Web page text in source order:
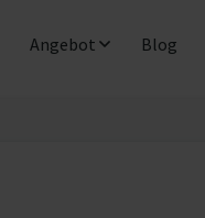
Angebot Blog